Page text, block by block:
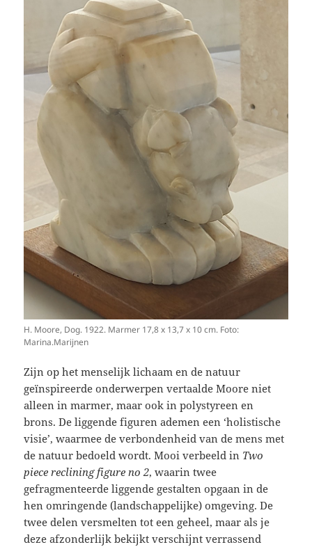
H. Moore, Dog. 1922. Marmer 17,8 x 13,7 x 10 cm. Foto:
Marina.Marijnen
Zijn op het menselijk lichaam en de natuur
geïnspireerde onderwerpen vertaalde Moore niet
alleen in marmer, maar ook in polystyreen en
brons. De liggende figuren ademen een ‘holistische
visie’, waarmee de verbondenheid van de mens met
de natuur bedoeld wordt. Mooi verbeeld in Two
piece reclining figure no 2, waarin twee
gefragmenteerde liggende gestalten opgaan in de
hen omringende (landschappelijke) omgeving. De
twee delen versmelten tot een geheel, maar als je
deze afzonderlijk bekijkt verschijnt verrassend